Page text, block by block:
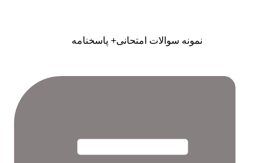
نمونه سوالات امتحانی+ پاسخنامه